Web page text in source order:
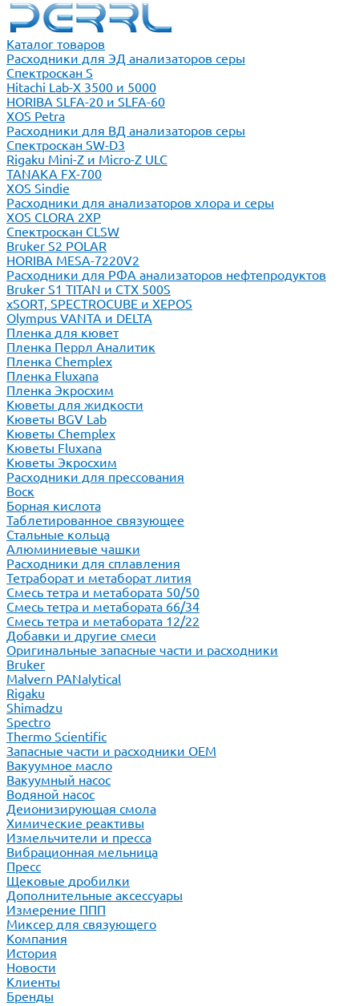
Каталог товаров
Расходники для ЭД анализаторов серы
Спектроскан S
Hitachi Lab-X 3500 и 5000
HORIBA SLFA-20 и SLFA-60
XOS Petra
Расходники для ВД анализаторов серы
Спектроскан SW-D3
Rigaku Mini-Z и Micro-Z ULC
TANAKA FX-700
XOS Sindie
Расходники для анализаторов хлора и серы
XOS CLORA 2XP
Спектроскан CLSW
Bruker S2 POLAR
HORIBA MESA-7220V2
Расходники для РФА анализаторов нефтепродуктов
Bruker S1 TITAN и CTX 500S
xSORT, SPECTROCUBE и XEPOS
Olympus VANTA и DELTA
Пленка для кювет
Пленка Перрл Аналитик
Пленка Chemplex
Пленка Fluxana
Пленка Экросхим
Кюветы для жидкости
Кюветы BGV Lab
Кюветы Chemplex
Кюветы Fluxana
Кюветы Экросхим
Расходники для прессования
Воск
Борная кислота
Таблетированное связующее
Стальные кольца
Алюминиевые чашки
Расходники для сплавления
Тетраборат и метаборат лития
Смесь тетра и метабората 50/50
Смесь тетра и метабората 66/34
Смесь тетра и метабората 12/22
Добавки и другие смеси
Оригинальные запасные части и расходники
Bruker
Malvern PANalytical
Rigaku
Shimadzu
Spectro
Thermo Scientific
Запасные части и расходники ОЕМ
Вакуумное масло
Вакуумный насос
Водяной насос
Деионизирующая смола
Химические реактивы
Измельчители и пресса
Вибрационная мельница
Пресс
Щековые дробилки
Дополнительные аксессуары
Измерение ППП
Миксер для связующего
Компания
История
Новости
Клиенты
Бренды